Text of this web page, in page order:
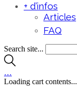
+ d’infos
Articles
FAQ
Search site...
…
Loading cart contents...